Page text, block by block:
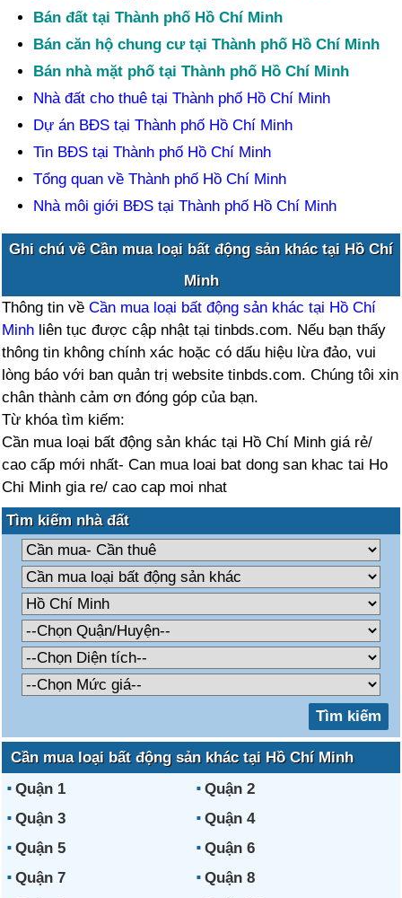
Bán đất tại Thành phố Hồ Chí Minh
Bán căn hộ chung cư tại Thành phố Hồ Chí Minh
Bán nhà mặt phố tại Thành phố Hồ Chí Minh
Nhà đất cho thuê tại Thành phố Hồ Chí Minh
Dự án BĐS tại Thành phố Hồ Chí Minh
Tin BĐS tại Thành phố Hồ Chí Minh
Tổng quan về Thành phố Hồ Chí Minh
Nhà môi giới BĐS tại Thành phố Hồ Chí Minh
Ghi chú về Cần mua loại bất động sản khác tại Hồ Chí
Minh
Thông tin vềCần mua loại bất động sản khác tại Hồ Chí
Minh liên tục được cập nhật tại tinbds.com. Nếu bạn thấy
thông tin không chính xác hoặc có dấu hiệu lừa đảo, vui
lòng báo với ban quản trị website tinbds.com. Chúng tôi xin
chân thành cảm ơn đóng góp của bạn.
Từ khóa tìm kiếm:
Cần mua loại bất động sản khác tại Hồ Chí Minh giá rẻ/
cao cấp mới nhất- Can mua loai bat dong san khac tai Ho
Chi Minh gia re/ cao cap moi nhat
Tìm kiếm nhà đất
Cần mua loại bất động sản khác tại Hồ Chí Minh
Quận 1
Quận 2
Quận 3
Quận 4
Quận 5
Quận 6
Quận 7
Quận 8